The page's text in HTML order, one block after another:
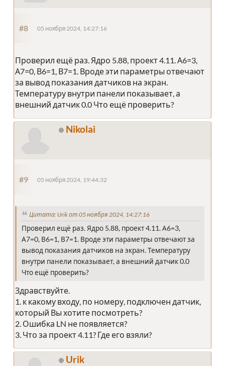
#8 05 ноября 2024, 14:27:16
Проверил ещё раз. Ядро 5.88, проект 4.11. А6=3,
А7=0, В6=1, В7=1. Вроде эти параметры отвечают
за вывод показания датчиков на экран.
Температуру внутри панели показывает, а
внешний датчик 0.0 Что ещё проверить?
Nikolai
#9 05 ноября 2024, 19:44:32
Цитата: Urik от 05 ноября 2024, 14:27:16
Проверил ещё раз. Ядро 5.88, проект 4.11. А6=3,
А7=0, В6=1, В7=1. Вроде эти параметры отвечают за
вывод показания датчиков на экран. Температуру
внутри панели показывает, а внешний датчик 0.0
Что ещё проверить?
Здравствуйте.
1. к какому входу, по номеру, подключен датчик,
который Вы хотите посмотреть?
2. Ошибка LN не появляется?
3. Что за проект 4.11? Где его взяли?
Urik